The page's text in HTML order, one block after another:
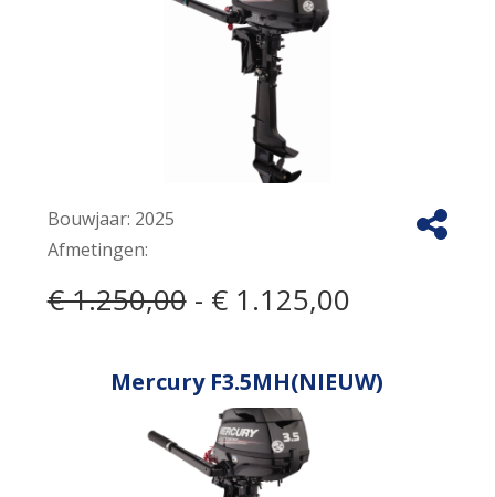
Bouwjaar: 2025
Afmetingen:
€ 1.250,00- € 1.125,00
Mercury F3.5MH(NIEUW)